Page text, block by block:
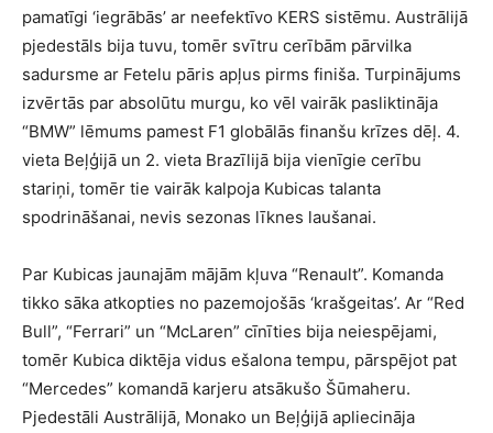
pamatīgi ‘iegrābās’ ar neefektīvo KERS sistēmu. Austrālijā
pjedestāls bija tuvu, tomēr svītru cerībām pārvilka
sadursme ar Fetelu pāris apļus pirms finiša. Turpinājums
izvērtās par absolūtu murgu, ko vēl vairāk pasliktināja
“BMW” lēmums pamest F1 globālās finanšu krīzes dēļ. 4.
vieta Beļģijā un 2. vieta Brazīlijā bija vienīgie cerību
stariņi, tomēr tie vairāk kalpoja Kubicas talanta
spodrināšanai, nevis sezonas līknes laušanai.
Par Kubicas jaunajām mājām kļuva “Renault”. Komanda
tikko sāka atkopties no pazemojošās ‘krašgeitas’. Ar “Red
Bull”, “Ferrari” un “McLaren” cīnīties bija neiespējami,
tomēr Kubica diktēja vidus ešalona tempu, pārspējot pat
“Mercedes” komandā karjeru atsākušo Šūmaheru.
Pjedestāli Austrālijā, Monako un Beļģijā apliecināja